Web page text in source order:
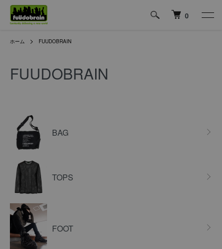
0
ホーム FUUDOBRAIN
FUUDOBRAIN
BAG
TOPS
FOOT